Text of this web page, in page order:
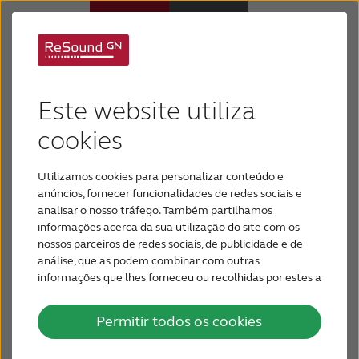
Este website utiliza
cookies
Utilizamos cookies para personalizar conteúdo e
anúncios, fornecer funcionalidades de redes sociais e
analisar o nosso tráfego. Também partilhamos
informações acerca da sua utilização do site com os
nossos parceiros de redes sociais, de publicidade e de
análise, que as podem combinar com outras
informações que lhes forneceu ou recolhidas por estes a
Permitir todos os cookies
Perda Auditiva
Por que ReSound
Suporte & Cuidado
PARA PROFISSIONAIS
BRASIL
Suporte para
ReSound ENZO Q